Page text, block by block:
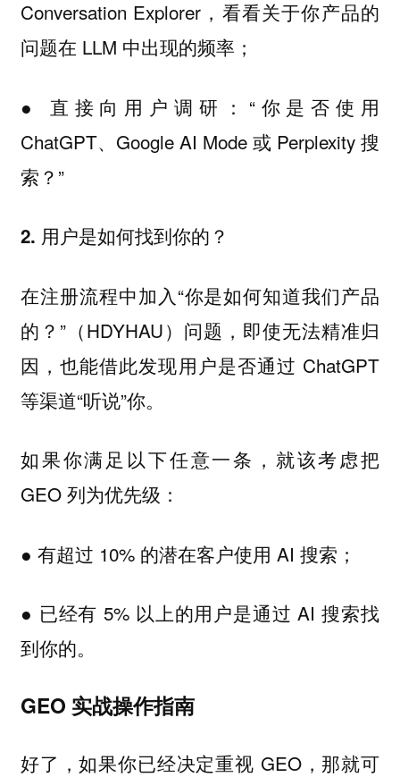
Conversation Explorer，看看关于你产品的
问题在 LLM 中出现的频率；
● 直接向用户调研：“你是否使用
ChatGPT、Google AI Mode 或 Perplexity 搜
索？”
2. 用户是如何找到你的？
在注册流程中加入“你是如何知道我们产品
的？”（HDYHAU）问题，即使无法精准归
因，也能借此发现用户是否通过 ChatGPT
等渠道“听说”你。
如果你满足以下任意一条，就该考虑把
GEO 列为优先级：
● 有超过 10% 的潜在客户使用 AI 搜索；
● 已经有 5% 以上的用户是通过 AI 搜索找
到你的。
GEO 实战操作指南
好了，如果你已经决定重视 GEO，那就可